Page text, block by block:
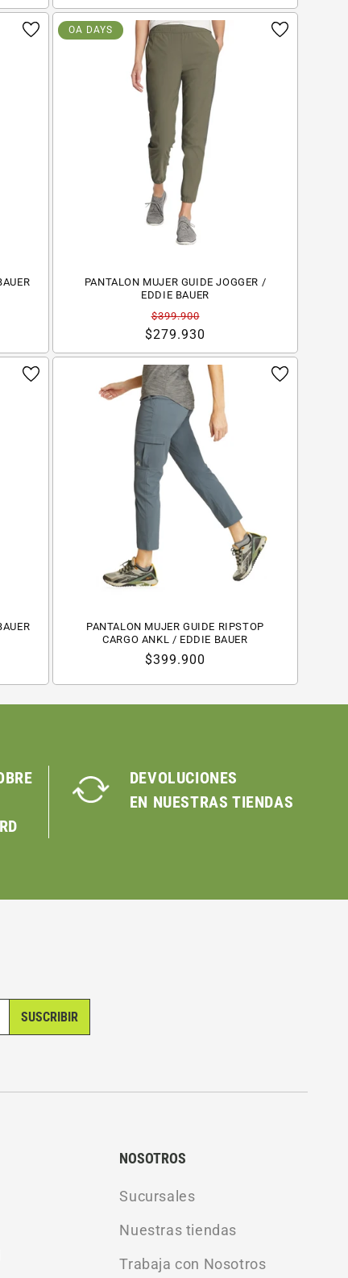
oferta
OA DAYS
PANTALON MUJER GUIDE JOGGER /
EDDIE BAUER
Precio
habitual
$399.900
Precio
de
oferta
$279.930
PANTALON MUJER GUIDE RIPSTOP
CARGO ANKL / EDDIE BAUER
Precio
$399.900
DEVOLUCIONES
EN NUESTRAS TIENDAS
SUSCRIBIR
NOSOTROS
Sucursales
Nuestras tiendas
Trabaja con Nosotros